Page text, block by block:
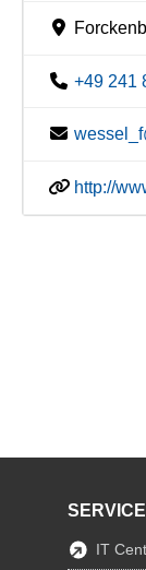
+49 241
http://
SERVICE
IT